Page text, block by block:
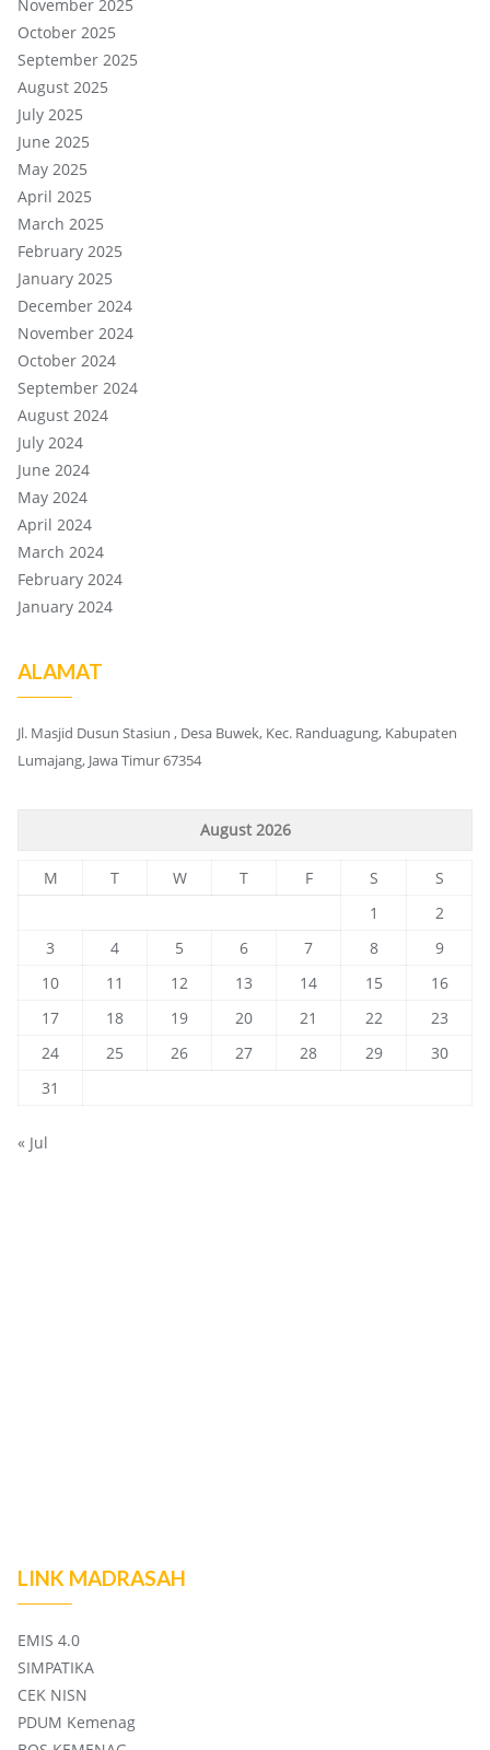
November 2025
October 2025
September 2025
August 2025
July 2025
June 2025
May 2025
April 2025
March 2025
February 2025
January 2025
December 2024
November 2024
October 2024
September 2024
August 2024
July 2024
June 2024
May 2024
April 2024
March 2024
February 2024
January 2024
ALAMAT
Jl. Masjid Dusun Stasiun , Desa Buwek, Kec. Randuagung, Kabupaten
Lumajang, Jawa Timur 67354
August 2026
M T W T F S
S
1
2
3
4 5 6 7 8
9
10
11 12 13 14 15
16
17
18 19 20 21 22
23
24
25 26 27 28 29
30
31
« Jul
LINK MADRASAH
EMIS 4.0
SIMPATIKA
CEK NISN
PDUM Kemenag